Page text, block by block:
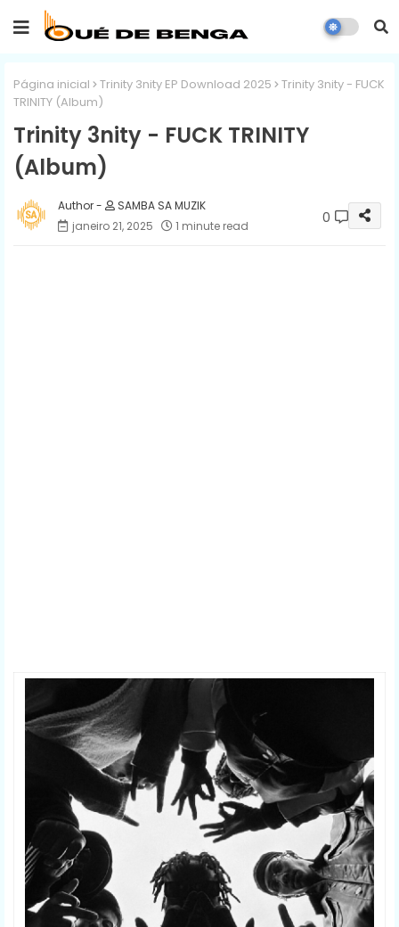
Página inicial Trinity 3nity EP Download 2025
Trinity 3nity - FUCK
TRINITY (Album)
Trinity 3nity - FUCK TRINITY
(Album)
SAMBA SA MUZIK
janeiro 21, 2025
1 minute read 0